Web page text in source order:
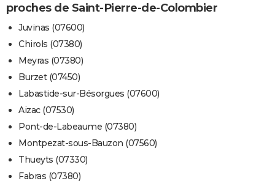
proches de Saint-Pierre-de-Colombier
Juvinas (07600)
Chirols (07380)
Meyras (07380)
Burzet (07450)
Labastide-sur-Bésorgues (07600)
Aizac (07530)
Pont-de-Labeaume (07380)
Montpezat-sous-Bauzon (07560)
Thueyts (07330)
Fabras (07380)